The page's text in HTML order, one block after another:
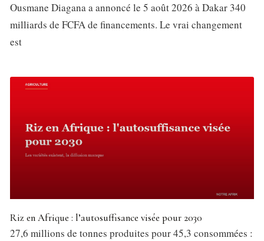
Ousmane Diagana a annoncé le 5 août 2026 à Dakar 340
milliards de FCFA de financements. Le vrai changement
est
Riz en Afrique : l’autosuffisance visée pour 2030
27,6 millions de tonnes produites pour 45,3 consommées :